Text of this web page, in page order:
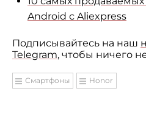
Android с Aliexpress
Подписывайтесь на наш
Telegram, чтобы ничего
Смартфоны Honor